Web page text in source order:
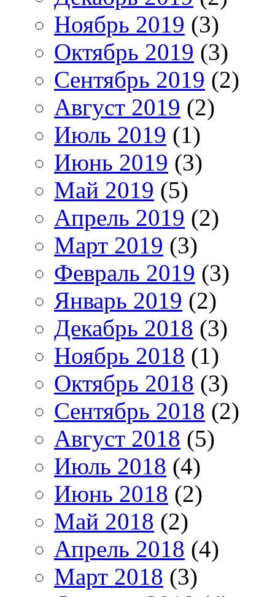
Ноябрь 2019 (3)
Октябрь 2019 (3)
Сентябрь 2019 (2)
Август 2019 (2)
Июль 2019 (1)
Июнь 2019 (3)
Май 2019 (5)
Апрель 2019 (2)
Март 2019 (3)
Февраль 2019 (3)
Январь 2019 (2)
Декабрь 2018 (3)
Ноябрь 2018 (1)
Октябрь 2018 (3)
Сентябрь 2018 (2)
Август 2018 (5)
Июль 2018 (4)
Июнь 2018 (2)
Май 2018 (2)
Апрель 2018 (4)
Март 2018 (3)